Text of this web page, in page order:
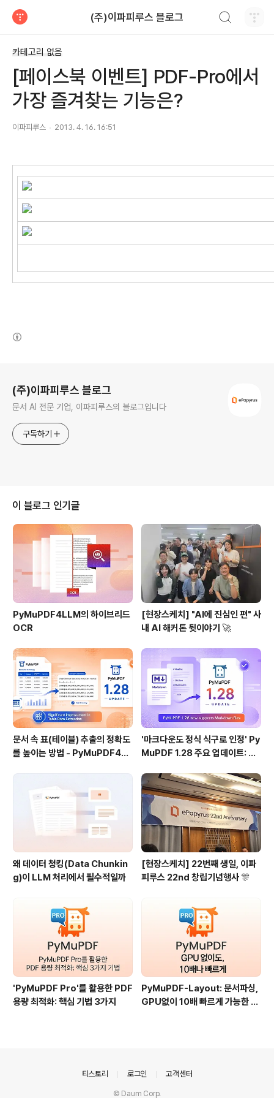
(주)이파피루스 블로그
카테고리 없음
[페이스북 이벤트] PDF-Pro에서
가장 즐겨찾는 기능은?
이파피루스 2013. 4. 16. 16:51
(주)이파피루스 블로그
문서 AI 전문 기업, 이파피루스의 블로그입니다
구독하기
이 블로그 인기글
PyMuPDF4LLM의 하이브리드
OCR
[현장스케치] "AI에 진심인 편" 사
내 AI 해커톤 뒷이야기 🚀
문서 속 표(테이블) 추출의 정확도
를 높이는 방법 - PyMuPDF4LL
'마크다운도 정식 식구로 인정' Py
MuPDF 1.28 주요 업데이트: 샘
왜 데이터 청킹(Data Chunkin
g)이 LLM 처리에서 필수적일까
[현장스케치] 22번째 생일, 이파
피루스 22nd 창립기념행사 🎊
'PyMuPDF Pro'를 활용한 PDF
용량 최적화: 핵심 기법 3가지
PyMuPDF-Layout: 문서파싱,
GPU없이 10배 빠르게 가능한 이
티스토리 로그인 고객센터
© Daum Corp.